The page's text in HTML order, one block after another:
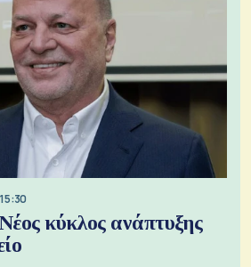
κύκλος ανάπτυξης